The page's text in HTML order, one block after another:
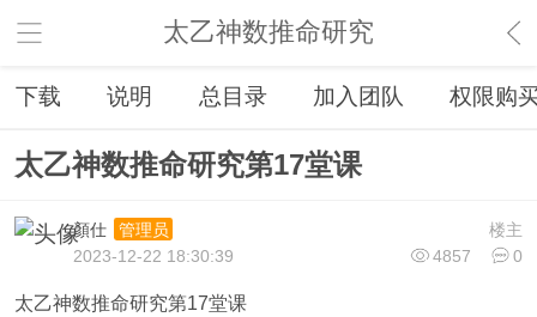
太乙神数推命研究
下载 说明 总目录 加入团队 权限购
太乙神数推命研究第17堂课
楼主
顏仕
管理员
4857
0
2023-12-22 18:30:39
太乙神数推命研究第17堂课